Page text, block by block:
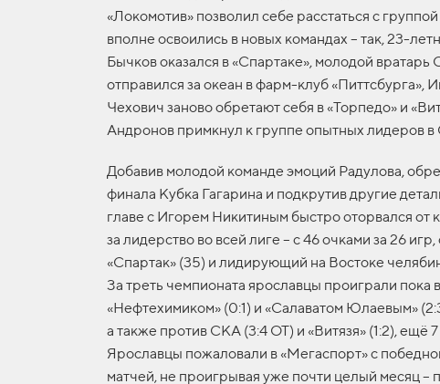
«Локомотив» позволил себе расстаться с
вполне освоились в новых командах – так, 23-
Бычков оказался в «Спартаке», молодой
отправился за океан в фарм-клуб «Питтсбурга»,
Чехович заново обретают себя в «Торпедо» и
Андронов примкнул к группе опытных лидеров
Добавив молодой команде эмоций Радулова,
финала Кубка Гагарина и подкрутив другие
главе с Игорем Никитиным быстро оторвался от
за лидерство во всей лиге – с 46 очками за 26
«Спартак» (35) и лидирующий на Востоке
За треть чемпионата ярославцы проиграли пока
«Нефтехимиком» (0:1) и «Салаватом Юлаевым»
а также против СКА (3:4 ОТ) и «Витязя» (1:2), ещё 7
Ярославцы пожаловали в «Мегаспорт» с
матчей, не проигрывая уже почти целый месяц –